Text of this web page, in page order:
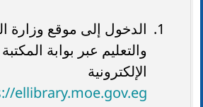
الدخول إلى موقع وزارة
والتعليم عبر بوابة المكتبة
الإلكترونية
ellibrary.moe.gov.eg